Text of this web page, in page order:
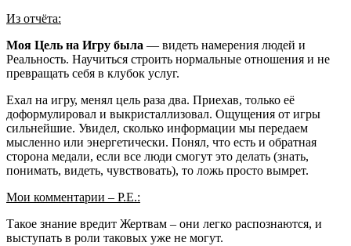
Из отчёта:
Моя Цель на Игру была — видеть намерения людей и
Реальность. Научиться строить нормальные отношения и не
превращать себя в клубок услуг.
Ехал на игру, менял цель раза два. Приехав, только её
доформулировал и выкристаллизовал. Ощущения от игры
сильнейшие. Увидел, сколько информации мы передаем
мысленно или энергетически. Понял, что есть и обратная
сторона медали, если все люди смогут это делать (знать,
понимать, видеть, чувствовать), то ложь просто вымрет.
Мои комментарии – Р.Е.:
Такое знание вредит Жертвам – они легко распознаются, и
выступать в роли таковых уже не могут.